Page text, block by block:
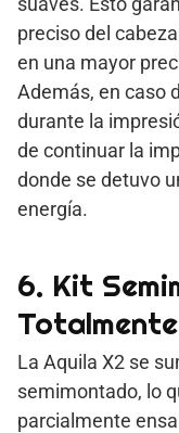
preciso del
en una mayor
Además, en caso
durante la
de continuar la
donde se detuvo
energía.
6. Kit
La Aquila X2 se
semimontado, lo
parcialmente